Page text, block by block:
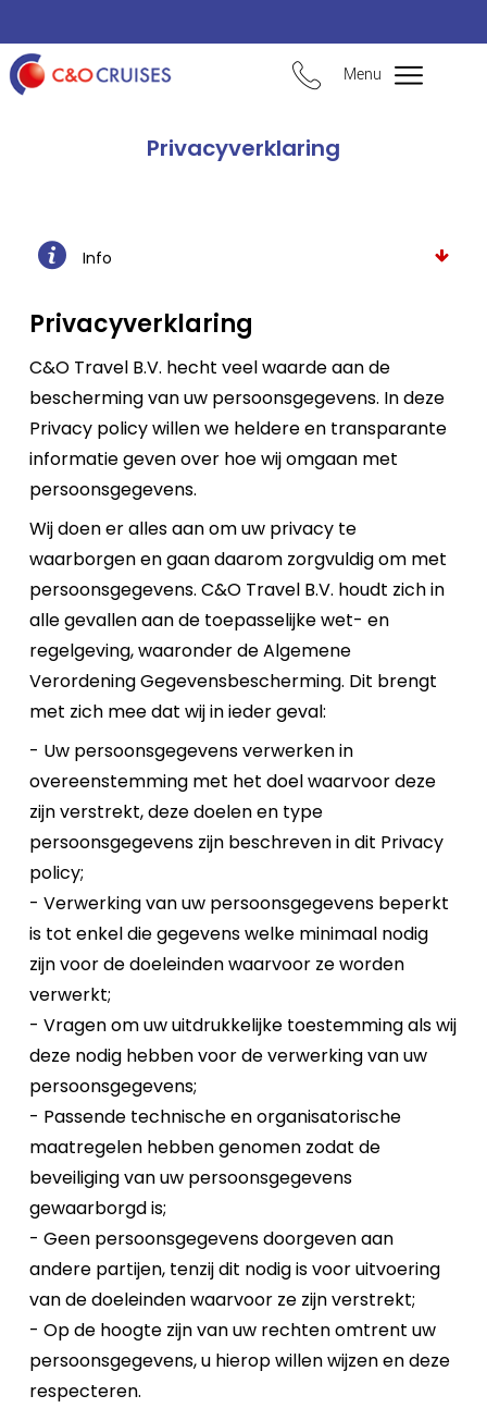
Menu
Privacyverklaring
Info
Privacyverklaring
C&O Travel B.V. hecht veel waarde aan de
bescherming van uw persoonsgegevens. In deze
Privacy policy willen we heldere en transparante
informatie geven over hoe wij omgaan met
persoonsgegevens.
Wij doen er alles aan om uw privacy te
waarborgen en gaan daarom zorgvuldig om met
persoonsgegevens. C&O Travel B.V. houdt zich in
alle gevallen aan de toepasselijke wet- en
regelgeving, waaronder de Algemene
Verordening Gegevensbescherming. Dit brengt
met zich mee dat wij in ieder geval:
- Uw persoonsgegevens verwerken in
overeenstemming met het doel waarvoor deze
zijn verstrekt, deze doelen en type
persoonsgegevens zijn beschreven in dit Privacy
policy;
- Verwerking van uw persoonsgegevens beperkt
is tot enkel die gegevens welke minimaal nodig
zijn voor de doeleinden waarvoor ze worden
verwerkt;
- Vragen om uw uitdrukkelijke toestemming als wij
deze nodig hebben voor de verwerking van uw
persoonsgegevens;
- Passende technische en organisatorische
maatregelen hebben genomen zodat de
beveiliging van uw persoonsgegevens
gewaarborgd is;
- Geen persoonsgegevens doorgeven aan
andere partijen, tenzij dit nodig is voor uitvoering
van de doeleinden waarvoor ze zijn verstrekt;
- Op de hoogte zijn van uw rechten omtrent uw
persoonsgegevens, u hierop willen wijzen en deze
respecteren.